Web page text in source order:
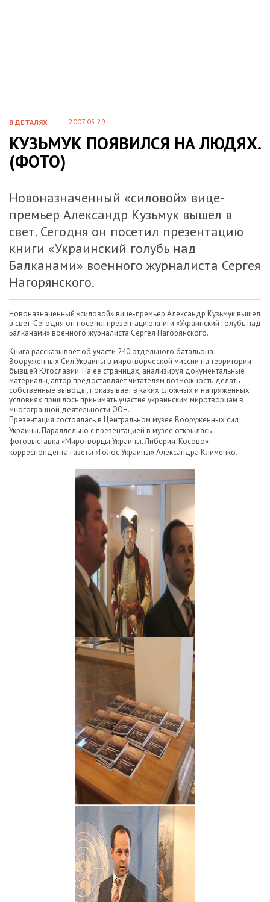
В ДЕТАЛЯХ 2007.05.29
КУЗЬМУК ПОЯВИЛСЯ НА ЛЮДЯХ.
(ФОТО)
Новоназначенный «силовой» вице-
премьер Александр Кузьмук вышел в
свет. Сегодня он посетил презентацию
книги «Украинский голубь над
Балканами» военного журналиста Сергея
Нагорянского.
Новоназначенный «силовой» вице-премьер Александр Кузьмук вышел
в свет. Сегодня он посетил презентацию книги «Украинский голубь над
Балканами» военного журналиста Сергея Нагорянского.
Книга рассказывает об участи 240 отдельного батальона
Вооруженных Сил Украины в миротворческой миссии на территории
бывшей Югославии. На ее страницах, анализируя документальные
материалы, автор предоставляет читателям возможность делать
собственные выводы, показывает в каких сложных и напряженных
условиях пришлось принимать участие украинским миротворцам в
многогранной деятельности ООН.
Презентация состоялась в Центральном музее Вооруженных сил
Украины. Параллельно с презентацией в музее открылась
фотовыставка «Миротворцы Украины. Либерия-Косово»
корреспондента газеты «Голос Украины» Александра Клименко.